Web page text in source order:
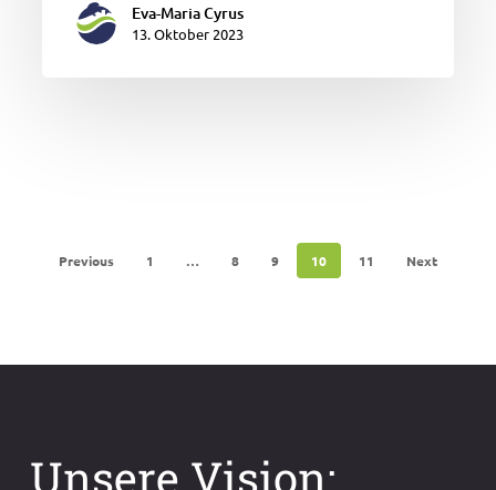
Eva-Maria Cyrus
13. Oktober 2023
Previous 1 … 8 9 10 11 Next
Unsere Vision: